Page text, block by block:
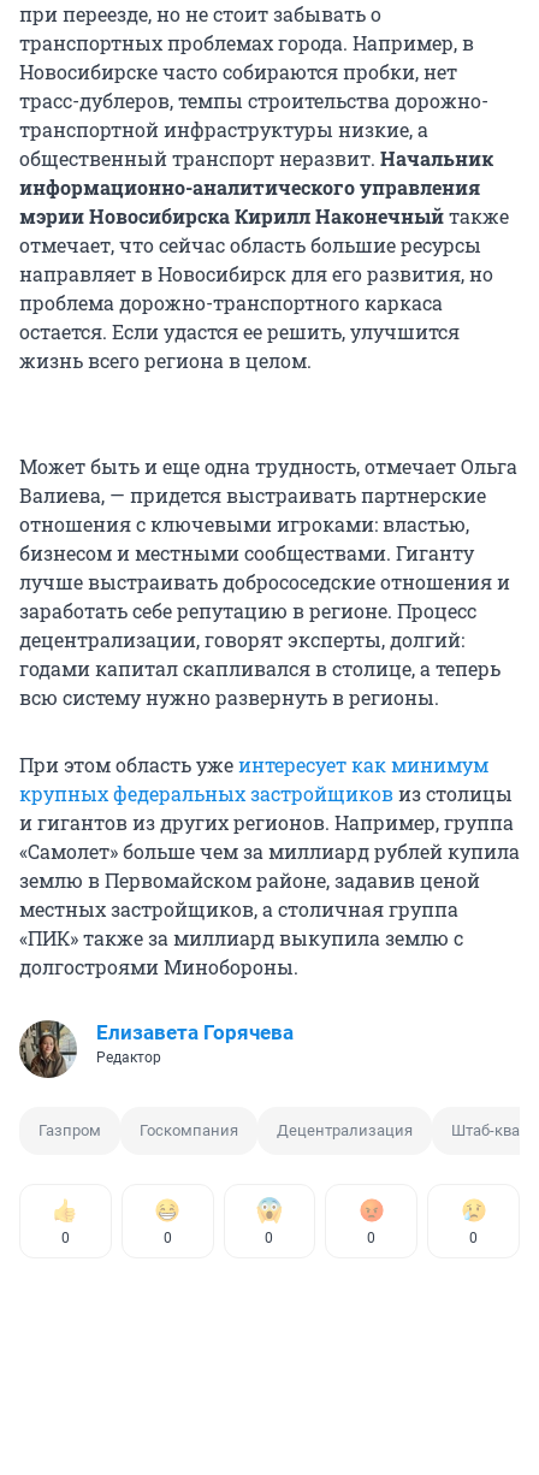
при переезде, но не стоит забывать о
транспортных проблемах города. Например, в
Новосибирске часто собираются пробки, нет
трасс-дублеров, темпы строительства дорожно-
транспортной инфраструктуры низкие, а
общественный транспорт неразвит. Начальник
информационно-аналитического управления
мэрии Новосибирска Кирилл Наконечныйтакже
отмечает, что сейчас область большие ресурсы
направляет в Новосибирск для его развития, но
проблема дорожно-транспортного каркаса
остается. Если удастся ее решить, улучшится
жизнь всего региона в целом.
Может быть и еще одна трудность, отмечает Ольга
Валиева, — придется выстраивать партнерские
отношения с ключевыми игроками: властью,
бизнесом и местными сообществами. Гиганту
лучше выстраивать добрососедские отношения и
заработать себе репутацию в регионе. Процесс
децентрализации, говорят эксперты, долгий:
годами капитал скапливался в столице, а теперь
всю систему нужно развернуть в регионы.
При этом область ужеинтересует как минимум
крупных федеральных застройщиковиз столицы
и гигантов из других регионов. Например, группа
«Самолет» больше чем за миллиард рублей купила
землю в Первомайском районе, задавив ценой
местных застройщиков, а столичная группа
«ПИК» также за миллиард выкупила землю с
долгостроями Минобороны.
Елизавета Горячева
Редактор
Газпром Госкомпания Децентрализация Штаб-
0 0 0 0 0